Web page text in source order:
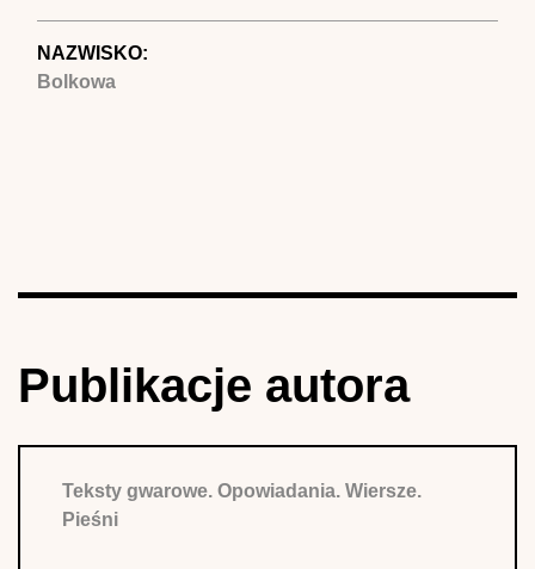
NAZWISKO:
Bolkowa
Publikacje autora
Teksty gwarowe. Opowiadania. Wiersze.
Pieśni